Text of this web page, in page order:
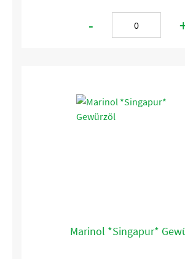
-
Marinol *Singapur*